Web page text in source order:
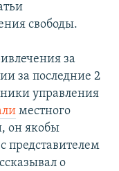
свободы.
за
за последние 2
управления
местного
он якобы
представителем
о